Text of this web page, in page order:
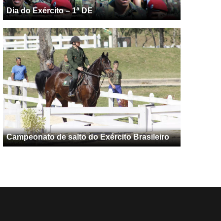
Dia do Exército – 1ª DE
Campeonato de salto do Exército Brasileiro